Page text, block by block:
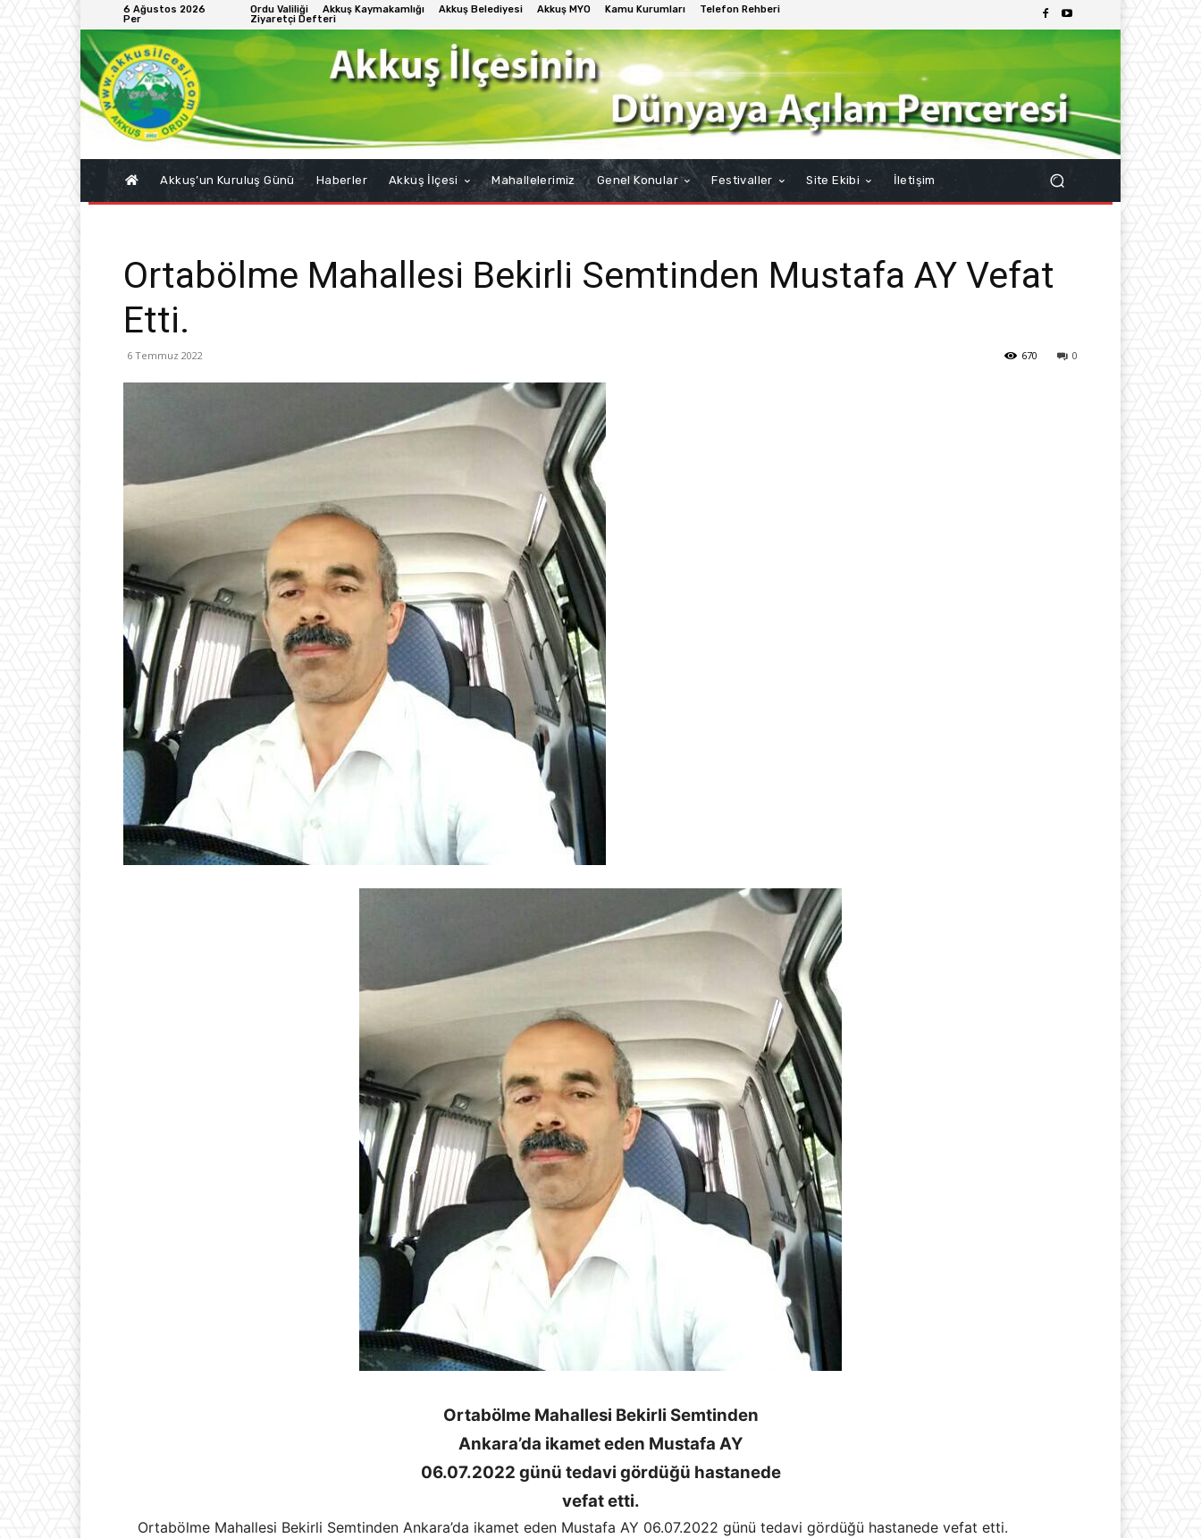
6 Ağustos 2026
Per
Ordu Valiliği Akkuş Kaymakamlığı Akkuş Belediyesi Akkuş MYO Kamu Kurumları
Telefon Rehberi
Ziyaretçi Defteri
Akkuş’un Kuruluş Günü Haberler Akkuş İlçesi Mahallelerimiz Genel Konular Festivaller Site Ekibi İletişim
Ortabölme Mahallesi Bekirli Semtinden Mustafa AY Vefat
Etti.
6 Temmuz 2022 0
670
Ortabölme Mahallesi Bekirli Semtinden
Ankara’da ikamet eden Mustafa AY
06.07.2022 günü tedavi gördüğü hastanede
vefat etti.
Ortabölme Mahallesi Bekirli Semtinden Ankara’da ikamet eden Mustafa AY 06.07.2022 günü tedavi gördüğü hastanede vefat etti.